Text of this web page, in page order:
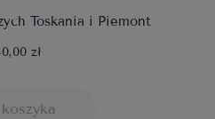
Toskania i Piemont
zł